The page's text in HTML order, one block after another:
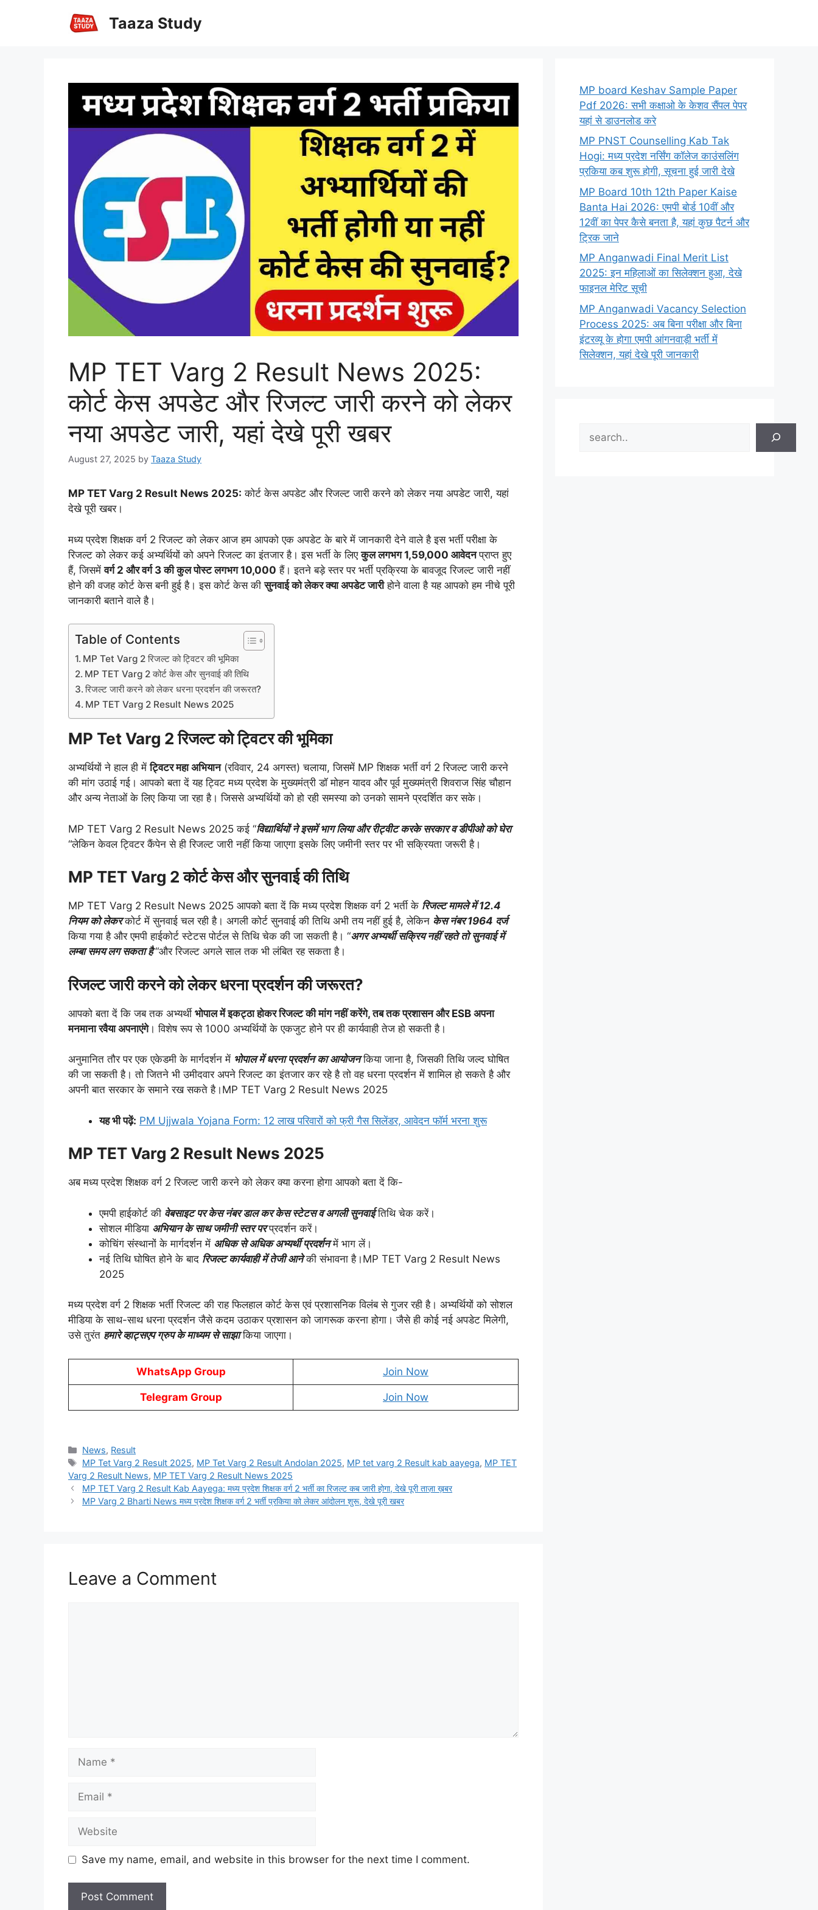
Taaza Study
MP TET Varg 2 Result News 2025:
कोर्ट केस अपडेट और रिजल्ट जारी करने को लेकर
नया अपडेट जारी, यहां देखे पूरी खबर
August 27, 2025 by Taaza Study
MP TET Varg 2 Result News 2025: कोर्ट केस अपडेट और रिजल्ट जारी करने को लेकर नया अपडेट जारी, यहां
देखे पूरी खबर।
मध्य प्रदेश शिक्षक वर्ग 2 रिजल्ट को लेकर आज हम आपको एक अपडेट के बारे में जानकारी देने वाले है इस भर्ती परीक्षा के
रिजल्ट को लेकर कई अभ्यर्थियों को अपने रिजल्ट का इंतजार है। इस भर्ती के लिएकुल लगभग 1,59,000 आवेदनप्राप्त हुए
हैं, जिसमेंवर्ग 2 और वर्ग 3 की कुल पोस्ट लगभग 10,000 हैं। इतने बड़े स्तर पर भर्ती प्रक्रिया के बावजूद रिजल्ट जारी नहीं
होने की वजह कोर्ट केस बनी हुई है। इस कोर्ट केस कीसुनवाई को लेकर क्या अपडेट जारीहोने वाला है यह आपको हम नीचे पूरी
जानकारी बताने वाले है।
Table of Contents
MP Tet Varg 2 रिजल्ट को ट्विटर की भूमिका
MP TET Varg 2 कोर्ट केस और सुनवाई की तिथि
रिजल्ट जारी करने को लेकर धरना प्रदर्शन की जरूरत?
MP TET Varg 2 Result News 2025
MP Tet Varg 2 रिजल्ट को ट्विटर की भूमिका
अभ्यर्थियों ने हाल ही मेंट्विटर महा अभियान(रविवार, 24 अगस्त) चलाया, जिसमें MP शिक्षक भर्ती वर्ग 2 रिजल्ट जारी करने
की मांग उठाई गई। आपको बता दें यह ट्विट मध्य प्रदेश के मुख्यमंत्री डॉ मोहन यादव और पूर्व मुख्यमंत्री शिवराज सिंह चौहान
और अन्य नेताओं के लिए किया जा रहा है। जिससे अभ्यर्थियों को हो रही समस्या को उनको सामने प्रदर्शित कर सके।
MP TET Varg 2 Result News 2025 कई “विद्यार्थियों ने इसमें भाग लिया और रीट्वीट करके सरकार व डीपीओ को घेरा
“लेकिन केवल ट्विटर कैंपेन से ही रिजल्ट जारी नहीं किया जाएगा इसके लिए जमीनी स्तर पर भी सक्रियता जरूरी है।
MP TET Varg 2 कोर्ट केस और सुनवाई की तिथि
MP TET Varg 2 Result News 2025 आपको बता दें कि मध्य प्रदेश शिक्षक वर्ग 2 भर्ती के रिजल्ट मामले में 12.4
नियम को लेकरकोर्ट में सुनवाई चल रही है। अगली कोर्ट सुनवाई की तिथि अभी तय नहीं हुई है, लेकिन केस नंबर 1964 दर्ज
किया गया है और एमपी हाईकोर्ट स्टेटस पोर्टल से तिथि चेक की जा सकती है। “अगर अभ्यर्थी सक्रिय नहीं रहते तो सुनवाई में
लम्बा समय लग सकता है“और रिजल्ट अगले साल तक भी लंबित रह सकता है।
रिजल्ट जारी करने को लेकर धरना प्रदर्शन की जरूरत?
आपको बता दें कि जब तक अभ्यर्थी भोपाल में इकट्ठा होकर रिजल्ट की मांग नहीं करेंगे, तब तक प्रशासन और ESB अपना
मनमाना रवैया अपनाएंगे। विशेष रूप से 1000 अभ्यर्थियों के एकजुट होने पर ही कार्यवाही तेज हो सकती है।
अनुमानित तौर पर एक एकेडमी के मार्गदर्शन में भोपाल में धरना प्रदर्शन का आयोजनकिया जाना है, जिसकी तिथि जल्द घोषित
की जा सकती है। तो जितने भी उमीदवार अपने रिजल्ट का इंतजार कर रहे है तो वह धरना प्रदर्शन में शामिल हो सकते है और
अपनी बात सरकार के समाने रख सकते है।MP TET Varg 2 Result News 2025
यह भी पढ़ें: PM Ujjwala Yojana Form: 12 लाख परिवारों को फ्री गैस सिलेंडर, आवेदन फॉर्म भरना शुरू
MP TET Varg 2 Result News 2025
अब मध्य प्रदेश शिक्षक वर्ग 2 रिजल्ट जारी करने को लेकर क्या करना होगा आपको बता दें कि-
एमपी हाईकोर्ट की वेबसाइट पर केस नंबर डाल कर केस स्टेटस व अगली सुनवाईतिथि चेक करें।
सोशल मीडिया अभियान के साथ जमीनी स्तर परप्रदर्शन करें।
कोचिंग संस्थानों के मार्गदर्शन में अधिक से अधिक अभ्यर्थी प्रदर्शनमें भाग लें।
नई तिथि घोषित होने के बाद रिजल्ट कार्यवाही में तेजी आनेकी संभावना है।MP TET Varg 2 Result News
2025
मध्य प्रदेश वर्ग 2 शिक्षक भर्ती रिजल्ट की राह फिलहाल कोर्ट केस एवं प्रशासनिक विलंब से गुजर रही है। अभ्यर्थियों को सोशल
मीडिया के साथ-साथ धरना प्रदर्शन जैसे कदम उठाकर प्रशासन को जागरूक करना होगा। जैसे ही कोई नई अपडेट मिलेगी,
उसे तुरंत हमारे व्हाट्सएप ग्रुप के माध्यम से साझाकिया जाएगा।
WhatsApp Group Join Now
Telegram Group Join Now
Categories
News, Result
Tags
MP Tet Varg 2 Result 2025, MP Tet Varg 2 Result Andolan 2025, MP tet varg 2 Result kab aayega, MP TET
Varg 2 Result News, MP TET Varg 2 Result News 2025
MP TET Varg 2 Result Kab Aayega: मध्य प्रदेश शिक्षक वर्ग 2 भर्ती का रिजल्ट कब जारी होगा, देखे पूरी ताज़ा ख़बर
MP Varg 2 Bharti News मध्य प्रदेश शिक्षक वर्ग 2 भर्ती प्रकिया को लेकर आंदोलन शुरू, देखे पूरी खबर
Leave a Comment
Save my name, email, and website in this browser for the next time I comment.
MP board Keshav Sample Paper
Pdf 2026: सभी कक्षाओ के केशव सैंपल पेपर
यहां से डाउनलोड करे
MP PNST Counselling Kab Tak
Hogi: मध्य प्रदेश नर्सिंग कॉलेज काउंसलिंग
प्रकिया कब शुरू होगी, सूचना हुई जारी देखे
MP Board 10th 12th Paper Kaise
Banta Hai 2026: एमपी बोर्ड 10वीं और
12वीं का पेपर कैसे बनता है, यहां कुछ पैटर्न और
ट्रिक जाने
MP Anganwadi Final Merit List
2025: इन महिलाओं का सिलेक्शन हुआ, देखे
फाइनल मेरिट सूची
MP Anganwadi Vacancy Selection
Process 2025: अब बिना परीक्षा और बिना
इंटरव्यू के होगा एमपी आंगनवाड़ी भर्ती में
सिलेक्शन, यहां देखे पूरी जानकारी